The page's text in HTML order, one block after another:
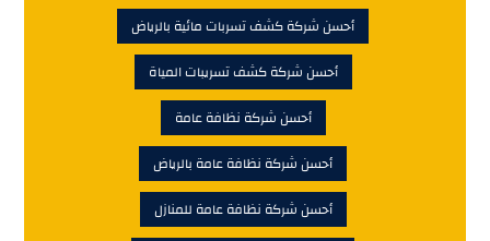
أحسن شركة كشف تسربات مائية بالرياض
أحسن شركة كشف تسريبات المياة
أحسن شركة نظافة عامة
أحسن شركة نظافة عامة بالرياض
أحسن شركة نظافة عامة للمنازل